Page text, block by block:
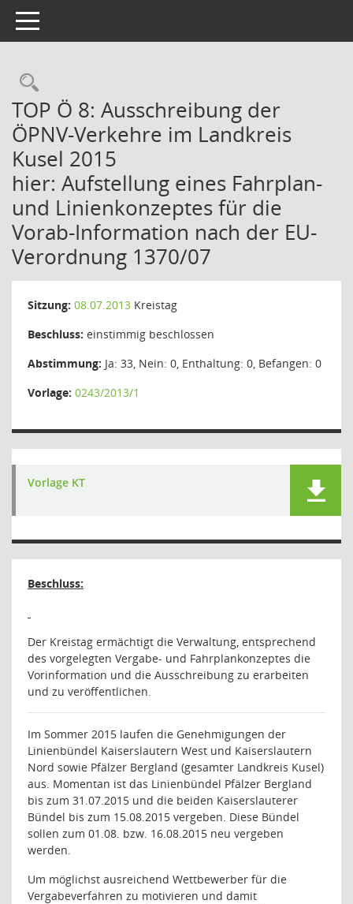
Toggle navigation
Rechercheauswahl
TOP Ö 8: Ausschreibung der
ÖPNV-Verkehre im Landkreis
Kusel 2015
hier: Aufstellung eines Fahrplan-
und Linienkonzeptes für die
Vorab-Information nach der EU-
Verordnung 1370/07
Sitzung: 08.07.2013 Kreistag
Beschluss: einstimmig beschlossen
Abstimmung: Ja: 33, Nein: 0, Enthaltung: 0, Befangen: 0
Vorlage: 0243/2013/1
Vorlage KT
Beschluss:
Der Kreistag ermächtigt die Verwaltung, entsprechend
des vorgelegten Vergabe- und Fahrplankonzeptes die
Vorinformation und die Ausschreibung zu erarbeiten
und zu veröffentlichen.
Im Sommer 2015 laufen die Genehmigungen der
Linienbündel Kaiserslautern West und Kaiserslautern
Nord sowie Pfälzer Bergland (gesamter Landkreis Kusel)
aus. Momentan ist das Linienbündel Pfälzer Bergland
bis zum 31.07.2015 und die beiden Kaiserslauterer
Bündel bis zum 15.08.2015 vergeben. Diese Bündel
sollen zum 01.08. bzw. 16.08.2015 neu vergeben
werden.
Um möglichst ausreichend Wettbewerber für die
Vergabeverfahren zu motivieren und damit